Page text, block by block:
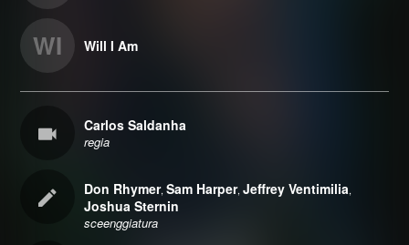
WI Will I Am
Carlos Saldanha
regia
Don Rhymer,Sam Harper,Jeffrey Ventimilia,
Joshua Sternin
sceenggiatura